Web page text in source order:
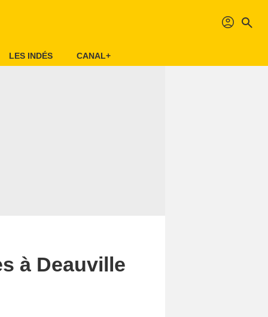
profil search
LES INDÉS CANAL+
à Deauville